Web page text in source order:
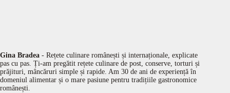
Gina Bradea - Rețete culinare românești și internaționale, explicate
pas cu pas. Ți-am pregătit rețete culinare de post, conserve, torturi și
prăjituri, mâncăruri simple și rapide. Am 30 de ani de experiență în
domeniul alimentar și o mare pasiune pentru tradițiile gastronomice
românești.